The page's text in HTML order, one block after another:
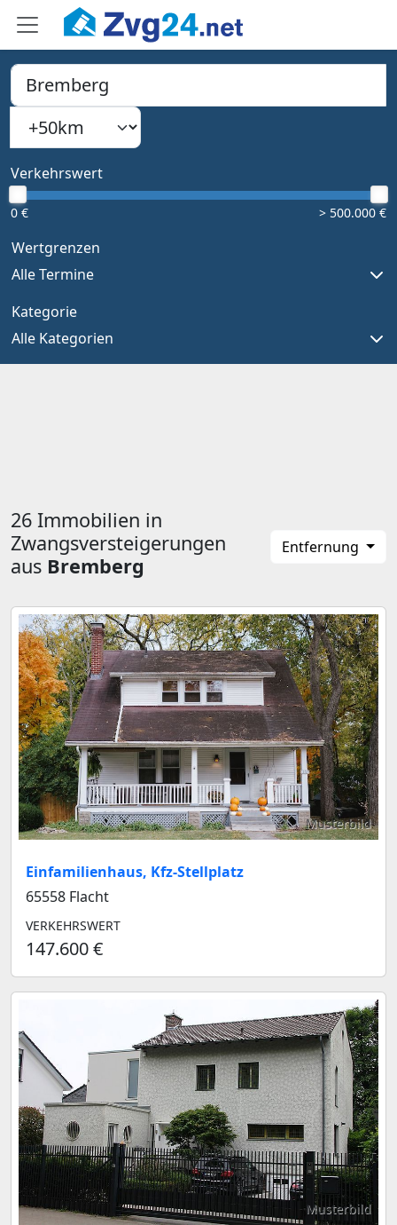
PLZ, Ort oder Bundesland
Type 1 or more characters for results.
Suchradius
Verkehrswert
0 € > 500.000 €
Wertgrenzen
Alle Termine
Kategorie
Alle Kategorien
26 Immobilien in
Zwangsversteigerungen
aus Bremberg
Entfernung
Musterbild
Einfamilienhaus, Kfz-Stellplatz
65558 Flacht
VERKEHRSWERT
147.600 €
Musterbild